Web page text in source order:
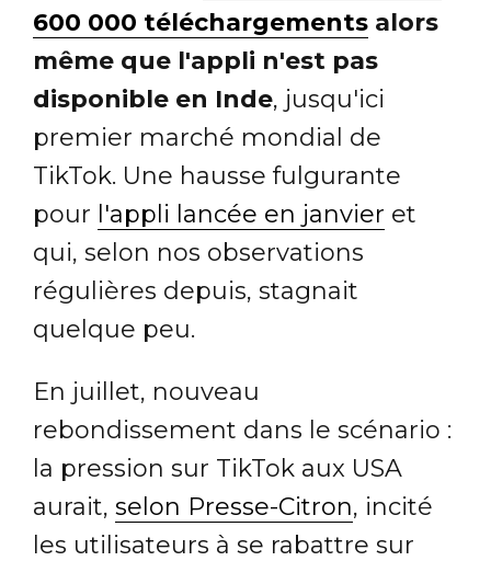
600 000 téléchargements alors
même que l'appli n'est pas
disponible en Inde, jusqu'ici
premier marché mondial de
TikTok. Une hausse fulgurante
pour l'appli lancée en janvier et
qui, selon nos observations
régulières depuis, stagnait
quelque peu.
En juillet, nouveau
rebondissement dans le scénario :
la pression sur TikTok aux USA
aurait, selon Presse-Citron, incité
les utilisateurs à se rabattre sur